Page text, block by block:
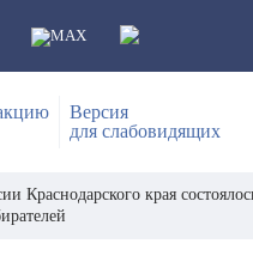
Версия
для слабовидящих
Краснодарского края